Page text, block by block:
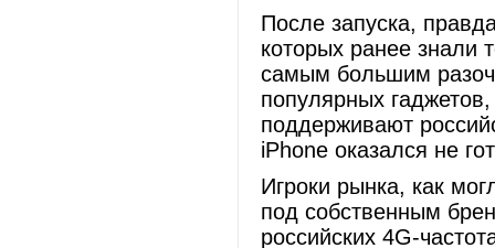
После запуска,
которых ранее знали
самым большим
популярных
поддерживают
iPhone оказался не
Игроки рынка, как
под собственным
российских 4G-